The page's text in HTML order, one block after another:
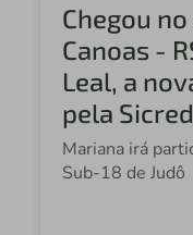
Chegou
Canoas -
Leal, a
pela
Mariana irá
Sub-18 de Judô